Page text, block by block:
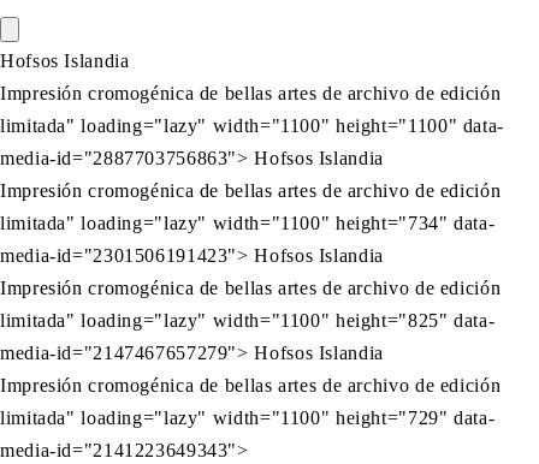
Hofsos Islandia
Impresión cromogénica de bellas artes de archivo de edición
limitada" loading="lazy" width="1100" height="1100" data-
media-id="2887703756863"> Hofsos Islandia
Impresión cromogénica de bellas artes de archivo de edición
limitada" loading="lazy" width="1100" height="734" data-
media-id="2301506191423"> Hofsos Islandia
Impresión cromogénica de bellas artes de archivo de edición
limitada" loading="lazy" width="1100" height="825" data-
media-id="2147467657279"> Hofsos Islandia
Impresión cromogénica de bellas artes de archivo de edición
limitada" loading="lazy" width="1100" height="729" data-
media-id="2141223649343">